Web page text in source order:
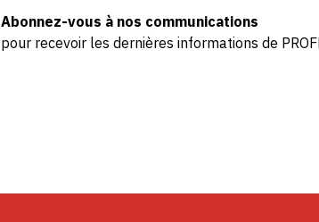
Abonnez-vous à nos communications
pour recevoir les dernières informations de